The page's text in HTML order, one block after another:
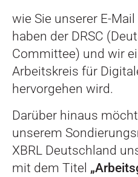
wie Sie unserer E-
haben der DRSC
Committee) und wir
Arbeitskreis für
hervorgehen wird.
Darüber hinaus
unserem
XBRL Deutschland
mit dem Titel